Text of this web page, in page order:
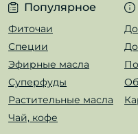
Популярное
Фиточаи
Специи
Эфирные масла
Суперфуды
Растительные масла
Чай, кофе